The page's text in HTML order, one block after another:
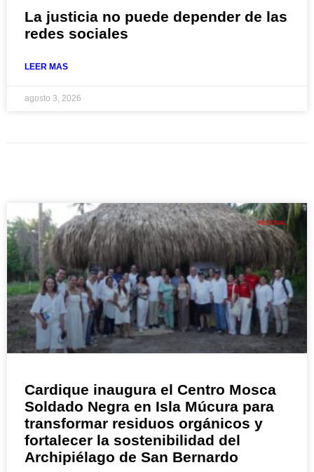
La justicia no puede depender de las
redes sociales
LEER MAS
agosto 3, 2026
REGIONAL
Cardique inaugura el Centro Mosca
Soldado Negra en Isla Múcura para
transformar residuos orgánicos y
fortalecer la sostenibilidad del
Archipiélago de San Bernardo